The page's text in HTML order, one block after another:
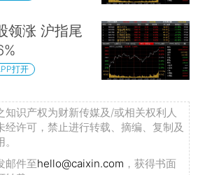
领涨 沪指尾
打开
知识产权为财新传媒及/或相关权利人
经许可，禁止进行转载、摘编、复制及
邮件至hello@caixin.com ，获得书面